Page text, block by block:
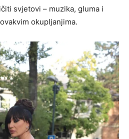
svjetovi – muzika, gluma i
okupljanjima.